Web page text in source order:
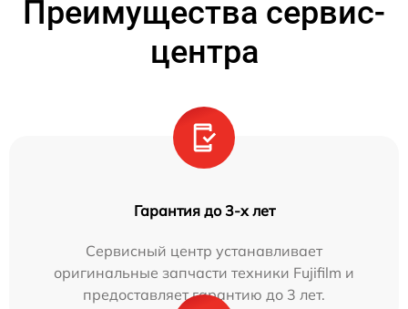
Преимущества сервис-
центра
Гарантия до 3-х лет
Сервисный центр устанавливает
оригинальные запчасти техники Fujifilm и
предоставляет гарантию до 3 лет.